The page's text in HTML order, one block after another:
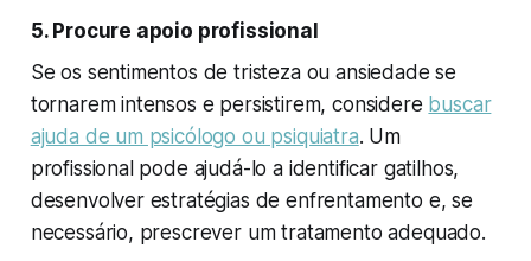
5. Procure apoio profissional
Se os sentimentos de tristeza ou ansiedade se
tornarem intensos e persistirem, considere buscar
ajuda de um psicólogo ou psiquiatra. Um
profissional pode ajudá-lo a identificar gatilhos,
desenvolver estratégias de enfrentamento e, se
necessário, prescrever um tratamento adequado.